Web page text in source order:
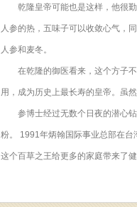
乾隆皇帝可能也是这样，他很勤
人参的热，五味子可以收敛心气，
人参和麦冬。
在乾隆的御医看来，这个方子不
用，成为历史上最长寿的皇帝。虽
参博士经过无数个日夜的潜心钻
粉。 1991年炳翰国际事业总部在
这个百草之王给更多的家庭带来了